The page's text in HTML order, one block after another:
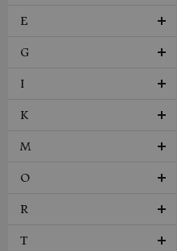
E
G
I
K
M
O
R
T